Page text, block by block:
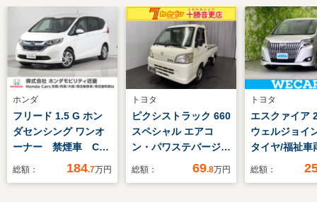
ホンダ
フリード 1.5 G ホン
ダセンシング ワンオ
ーナー 禁煙車 CD
チューナー ETC 両
総額： 184.7万円
トヨタ
ピクシストラック 660
スペシャル エアコ
ン・パワステバージョ
ン 3方開 4WD マニュ
総額： 69.8万円
トヨタ
エスクァイア
ウェルジョイ
タイヤ/福祉車
SDナビ/衝突
総額：